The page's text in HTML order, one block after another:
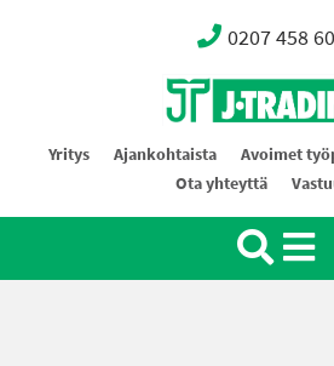
0207 458
Oy J-Trading Ab
Yritys Ajankohtaista Avoimet
Ota yhteyttä